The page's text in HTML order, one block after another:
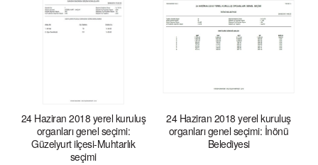
24 Haziran 2018 yerel kuruluş
organları genel seçimi:
Güzelyurt ilçesi-Muhtarlık
seçimi
24 Haziran 2018 yerel kuruluş
organları genel seçimi: İnönü
Belediyesi